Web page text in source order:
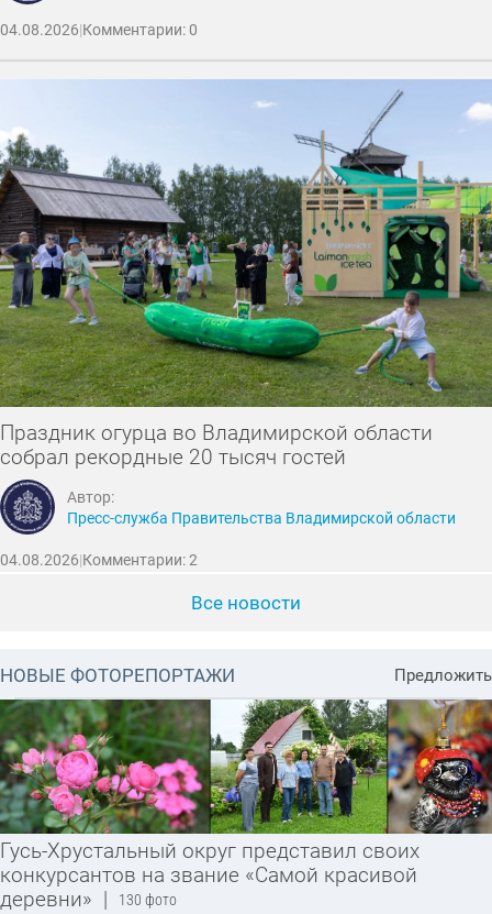
04.08.2026|Комментарии: 0
Праздник огурца во Владимирской области
собрал рекордные 20 тысяч гостей
Автор:
Пресс-служба Правительства Владимирской области
04.08.2026|Комментарии: 2
Все новости
НОВЫЕ ФОТОРЕПОРТАЖИ Предложить
Гусь-Хрустальный округ представил своих
конкурсантов на звание «Самой красивой
деревни» | 130 фото